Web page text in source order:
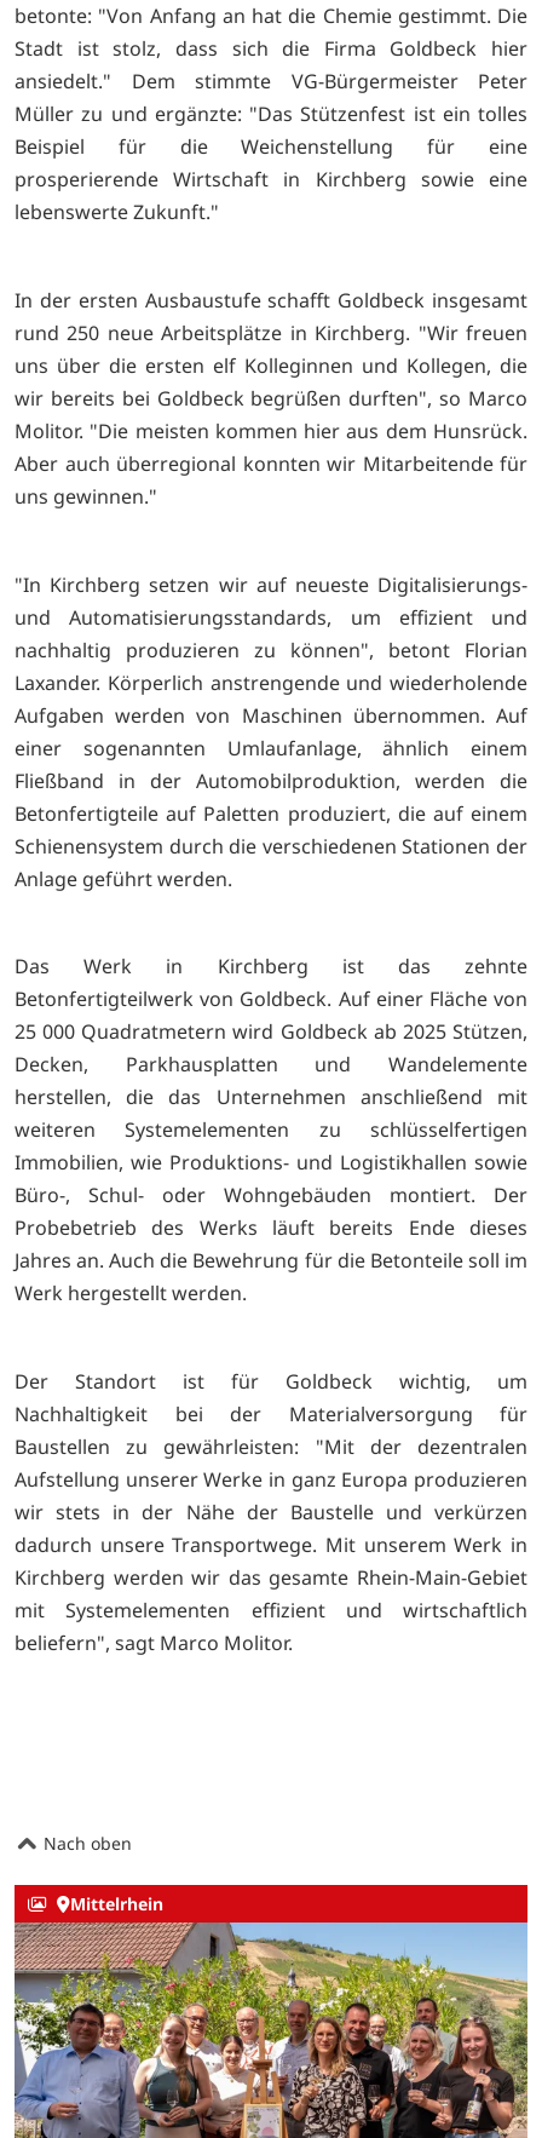
betonte: "Von Anfang an hat die Chemie gestimmt. Die
Stadt ist stolz, dass sich die Firma Goldbeck hier
ansiedelt." Dem stimmte VG-Bürgermeister Peter
Müller zu und ergänzte: "Das Stützenfest ist ein tolles
Beispiel für die Weichenstellung für eine
prosperierende Wirtschaft in Kirchberg sowie eine
lebenswerte Zukunft."
In der ersten Ausbaustufe schafft Goldbeck insgesamt
rund 250 neue Arbeitsplätze in Kirchberg. "Wir freuen
uns über die ersten elf Kolleginnen und Kollegen, die
wir bereits bei Goldbeck begrüßen durften", so Marco
Molitor. "Die meisten kommen hier aus dem Hunsrück.
Aber auch überregional konnten wir Mitarbeitende für
uns gewinnen."
"In Kirchberg setzen wir auf neueste Digitalisierungs-
und Automatisierungsstandards, um effizient und
nachhaltig produzieren zu können", betont Florian
Laxander. Körperlich anstrengende und wiederholende
Aufgaben werden von Maschinen übernommen. Auf
einer sogenannten Umlaufanlage, ähnlich einem
Fließband in der Automobilproduktion, werden die
Betonfertigteile auf Paletten produziert, die auf einem
Schienensystem durch die verschiedenen Stationen der
Anlage geführt werden.
Das Werk in Kirchberg ist das zehnte
Betonfertigteilwerk von Goldbeck. Auf einer Fläche von
25 000 Quadratmetern wird Goldbeck ab 2025 Stützen,
Decken, Parkhausplatten und Wandelemente
herstellen, die das Unternehmen anschließend mit
weiteren Systemelementen zu schlüsselfertigen
Immobilien, wie Produktions- und Logistikhallen sowie
Büro-, Schul- oder Wohngebäuden montiert. Der
Probebetrieb des Werks läuft bereits Ende dieses
Jahres an. Auch die Bewehrung für die Betonteile soll im
Werk hergestellt werden.
Der Standort ist für Goldbeck wichtig, um
Nachhaltigkeit bei der Materialversorgung für
Baustellen zu gewährleisten: "Mit der dezentralen
Aufstellung unserer Werke in ganz Europa produzieren
wir stets in der Nähe der Baustelle und verkürzen
dadurch unsere Transportwege. Mit unserem Werk in
Kirchberg werden wir das gesamte Rhein-Main-Gebiet
mit Systemelementen effizient und wirtschaftlich
beliefern", sagt Marco Molitor.
Nach oben
Mittelrhein